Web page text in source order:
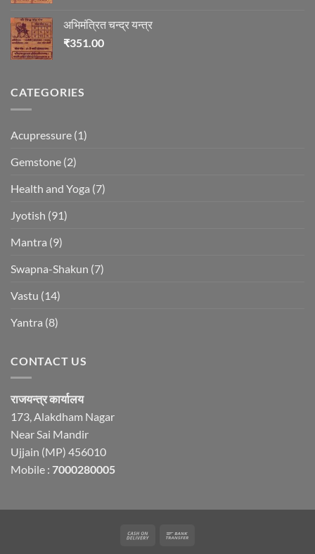
अभिमंत्रित चन्द्र यन्त्र
₹351.00
CATEGORIES
Acupressure (1)
Gemstone (2)
Health and Yoga (7)
Jyotish (91)
Mantra (9)
Swapna-Shakun (7)
Vastu (14)
Yantra (8)
CONTACT US
राजयन्त्र कार्यालय
173, Alakdham Nagar
Near Sai Mandir
Ujjain (MP) 456010
Mobile : 7000280005
Cash